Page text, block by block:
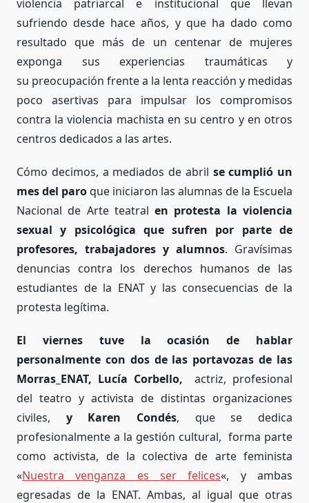
violencia patriarcal e institucional que llevan
sufriendo desde hace años, y que ha dado como
resultado que más de un centenar de mujeres
exponga sus experiencias traumáticas y
su preocupación frente a la lenta reacción y medidas
poco asertivas para impulsar los compromisos
contra la violencia machista en su centro y en otros
centros dedicados a las artes.
Cómo decimos, a mediados de abril se cumplió un
mes del paroque iniciaron las alumnas de la Escuela
Nacional de Arte teatralen protesta la violencia
sexual y psicológica que sufren por parte de
profesores, trabajadores y alumnos. Gravísimas
denuncias contra los derechos humanos de las
estudiantes de la ENAT y las consecuencias de la
protesta legítima.
El viernes tuve la ocasión de hablar
personalmente con dos de las portavozas de las
Morras_ENAT, Lucía Corbello,
actriz, profesional
del teatro y activista de distintas organizaciones
civiles, y Karen Condés, que se dedica
profesionalmente a la gestión cultural, forma parte
como activista, de la colectiva de arte feminista
«Nuestra venganza es ser felices«, y ambas
egresadas de la ENAT. Ambas, al igual que otras